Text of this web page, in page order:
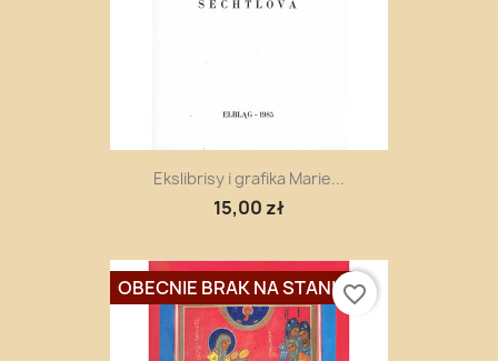
Ekslibrisy i grafika Marie...
15,00 zł
OBECNIE BRAK NA STANIEfavorite_border